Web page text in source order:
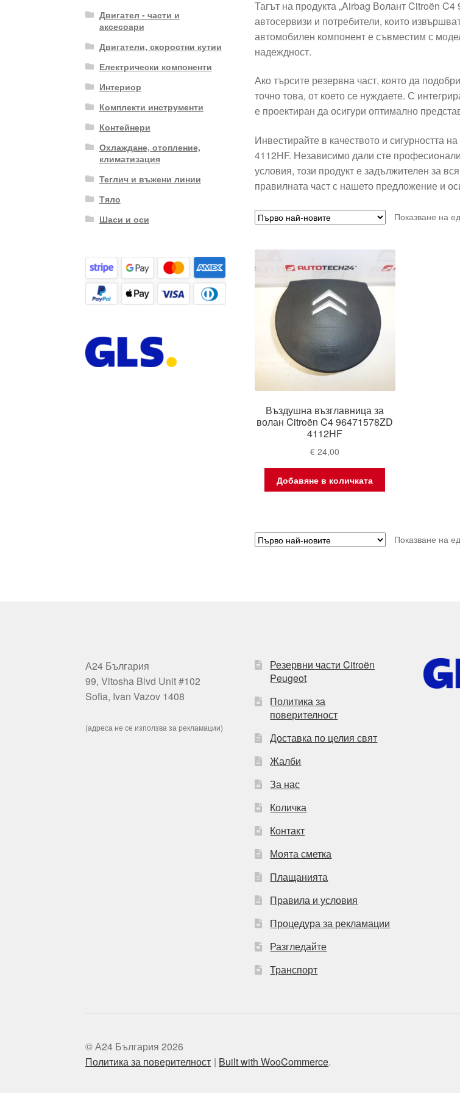
Тагът на продукта „Airbag Волант Citroën
автосервизи и потребители, които
автомобилен компонент е съвместим с
надеждност.
Ако търсите резервна част, която да
точно това, от което се нуждаете. С
е проектиран да осигури оптимално
Инвестирайте в качеството и сигурността
4112HF. Независимо дали сте
условия, този продукт е задължителен за
правилната част с нашето предложение и
Показване на
Въздушна възглавница за
волан Citroën C4 96471578ZD
4112HF
€ 24,00
Добавяне в количката
Показване на
Двигател - части и
аксесоари
Двигатели, скоростни кутии
Електрически компоненти
Интериор
Комплекти инструменти
Контейнери
Охлаждане, отопление,
климатизация
Теглич и въжени линии
Тяло
Шаси и оси
А24 България
99, Vitosha Blvd Unit #102
Sofia, Ivan Vazov 1408
(адреса не се използва за рекламации)
Резервни части Citroën
Peugeot
Политика за
поверителност
Доставка по целия свят
Жалби
За нас
Количка
Контакт
Моята сметка
Плащанията
Правила и условия
Процедура за рекламации
Разгледайте
Транспорт
© А24 България 2026
Политика за поверителност
Built with WooCommerce.